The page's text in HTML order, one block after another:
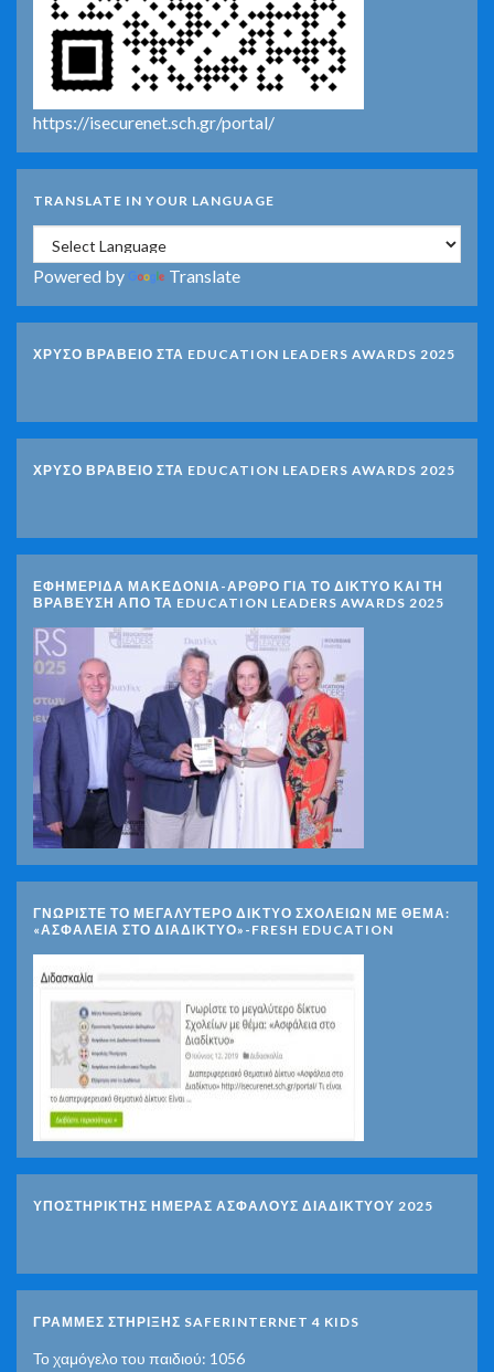
https://isecurenet.sch.gr/portal/
TRANSLATE IN YOUR LANGUAGE
Powered by Translate
ΧΡΥΣΟ ΒΡΑΒΕΙΟ ΣΤΑ EDUCATION LEADERS AWARDS 2025
ΧΡΥΣΟ ΒΡΑΒΕΙΟ ΣΤΑ EDUCATION LEADERS AWARDS 2025
ΕΦΗΜΕΡΙΔΑ ΜΑΚΕΔΟΝΙΑ-ΑΡΘΡΟ ΓΙΑ ΤΟ ΔΙΚΤΥΟ ΚΑΙ ΤΗ
ΒΡΑΒΕΥΣΗ ΑΠΟ ΤΑ EDUCATION LEADERS AWARDS 2025
ΓΝΩΡΊΣΤΕ ΤΟ ΜΕΓΑΛΎΤΕΡΟ ΔΊΚΤΥΟ ΣΧΟΛΕΊΩΝ ΜΕ ΘΈΜΑ:
«ΑΣΦΆΛΕΙΑ ΣΤΟ ΔΙΑΔΊΚΤΥΟ»-FRESH EDUCATION
ΥΠΟΣΤΗΡΙΚΤΗΣ ΗΜΕΡΑΣ ΑΣΦΑΛΟΥΣ ΔΙΑΔΙΚΤΥΟΥ 2025
ΓΡΑΜΜΕΣ ΣΤΗΡΙΞΗΣ SAFERINTERNET 4 KIDS
Το χαμόγελο του παιδιού: 1056